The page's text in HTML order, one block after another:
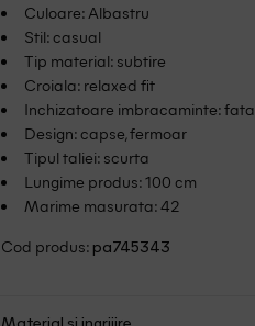
Culoare: Albastru
Stil: casual
Tip material: subtire
Croiala: relaxed fit
Inchizatoare imbracaminte: fata
Design: capse, fermoar
Tipul taliei: scurta
Lungime produs: 100 cm
Marime masurata: 42
Cod produs: pa745343